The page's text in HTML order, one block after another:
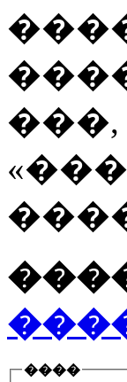
����